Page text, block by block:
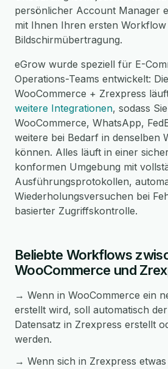
persönlicher Account Manager
mit Ihnen Ihren ersten Workflow
Bildschirmübertragung.
eGrow wurde speziell für E-
Operations-Teams entwickelt:
WooCommerce + Zrexpress
weitere Integrationen, sodass
WooCommerce, WhatsApp,
weitere bei Bedarf in denselben
können. Alles läuft in einer
konformen Umgebung mit
Ausführungsprotokollen,
Wiederholungsversuchen bei
basierter Zugriffskontrolle.
Beliebte Workflows
WooCommerce und
→ Wenn in WooCommerce ein
erstellt wird, soll automatisch
Datensatz in Zrexpress erstellt
werden.
→ Wenn sich in Zrexpress